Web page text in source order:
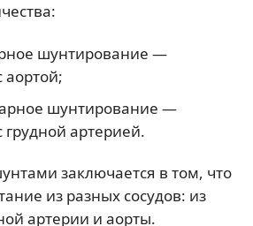
шунтирование —
аортой;
шунтирование —
грудной артерией.
заключается в том, что
из разных сосудов: из
артерии и аорты.